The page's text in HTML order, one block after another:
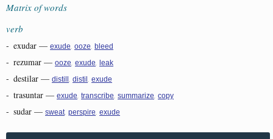
Matrix of words
verb
- exudar — exude ooze bleed
- rezumar — ooze exude leak
- destilar — distill distil exude
- trasuntar — exude transcribe summarize copy
- sudar — sweat perspire exude